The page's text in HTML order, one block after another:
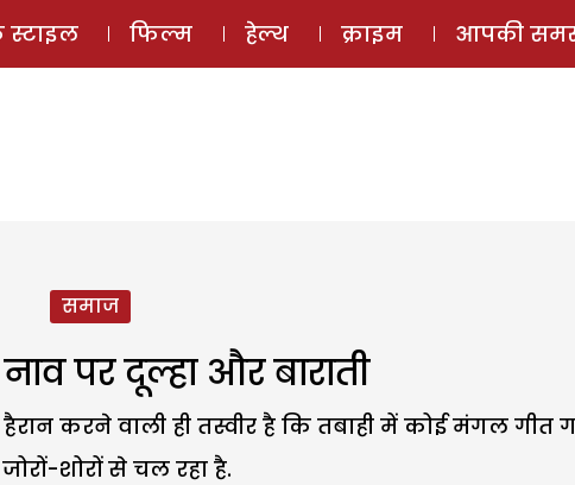
ई-मैगज़ीन ऑडियो स्टोरी लॉग इन
फिल्म हेल्थ क्राइम आपकी
समाज
पर दूल्हा और बाराती
करने वाली ही तस्वीर है कि तबाही में कोई मंगल गीत
शोरों से चल रहा है.